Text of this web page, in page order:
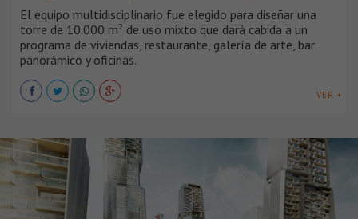
El equipo multidisciplinario fue elegido para diseñar una
torre de 10.000 m² de uso mixto que dará cabida a un
programa de viviendas, restaurante, galería de arte, bar
panorámico y oficinas.
VER +